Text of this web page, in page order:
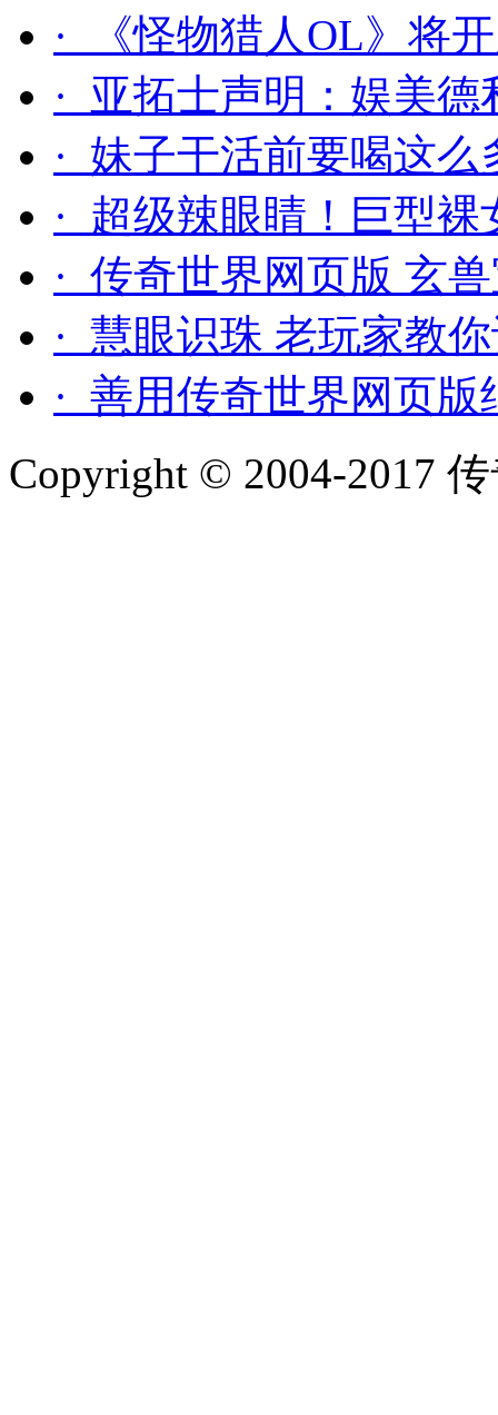
· 《怪物猎人OL》将
· 亚拓士声明：娱美
· 妹子干活前要喝这
· 超级辣眼睛！巨型
· 传奇世界网页版 玄
· 慧眼识珠 老玩家教
· 善用传奇世界网页
Copyright © 2004-2017